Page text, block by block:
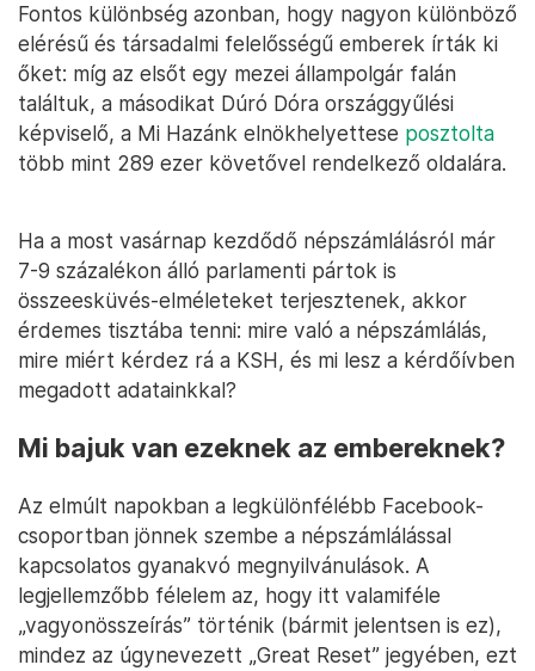
Fontos különbség azonban, hogy nagyon különböző
elérésű és társadalmi felelősségű emberek írták ki
őket: míg az elsőt egy mezei állampolgár falán
találtuk, a másodikat Dúró Dóra országgyűlési
képviselő, a Mi Hazánk elnökhelyettese posztolta
több mint 289 ezer követővel rendelkező oldalára.
Ha a most vasárnap kezdődő népszámlálásról már
7-9 százalékon álló parlamenti pártok is
összeesküvés-elméleteket terjesztenek, akkor
érdemes tisztába tenni: mire való a népszámlálás,
mire miért kérdez rá a KSH, és mi lesz a kérdőívben
megadott adatainkkal?
Mi bajuk van ezeknek az embereknek?
Az elmúlt napokban a legkülönfélébb Facebook-
csoportban jönnek szembe a népszámlálással
kapcsolatos gyanakvó megnyilvánulások. A
legjellemzőbb félelem az, hogy itt valamiféle
„vagyonösszeírás” történik (bármit jelentsen is ez),
mindez az úgynevezett „Great Reset” jegyében, ezt